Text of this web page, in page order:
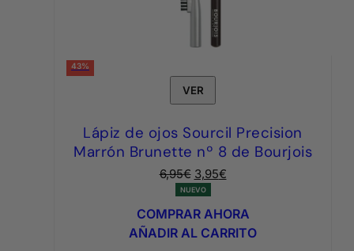
43%
VER
Lápiz de ojos Sourcil Precision
Marrón Brunette nº 8 de Bourjois
6,95€ El
precio
original
era:
6,95€.
3,95€El
actual
es:
3,95€.
NUEVO
COMPRAR AHORA
AÑADIR AL CARRITO